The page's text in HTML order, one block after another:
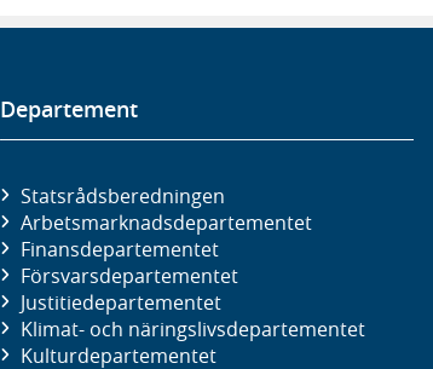
Departement
Statsrådsberedningen
Arbetsmarknads­departementet
Finans­departementet
Försvars­departementet
Justitie­departementet
Klimat- och näringslivs­departementet
Kultur­departementet